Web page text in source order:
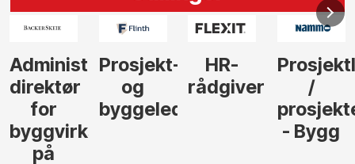
HR-
rådgiver
Prosjektleder
/
prosjekteringsleder
Vi
behøver
elektrofagfolk
Anlegg
søker
Elektro